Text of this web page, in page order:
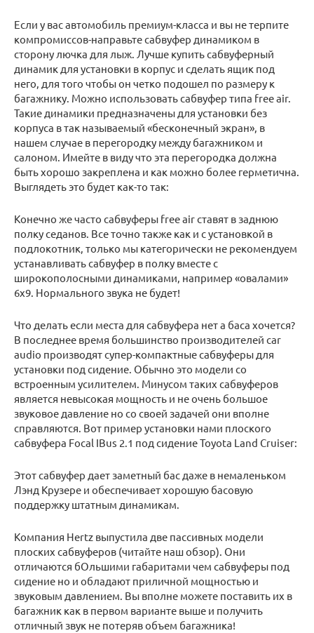
Если у вас автомобиль премиум-класса и вы не терпите
компромиссов-направьте сабвуфер динамиком в
сторону лючка для лыж. Лучше купить сабвуферный
динамик для установки в корпус и сделать ящик под
него, для того чтобы он четко подошел по размеру к
багажнику. Можно использовать сабвуфер типа free air.
Такие динамики предназначены для установки без
корпуса в так называемый «бесконечный экран», в
нашем случае в перегородку между багажником и
салоном. Имейте в виду что эта перегородка должна
быть хорошо закреплена и как можно более герметична.
Выглядеть это будет как-то так:
Конечно же часто сабвуферы free air ставят в заднюю
полку седанов. Все точно также как и с установкой в
подлокотник, только мы категорически не рекомендуем
устанавливать сабвуфер в полку вместе с
широкополосными динамиками, например «овалами»
6х9. Нормального звука не будет!
Что делать если места для сабвуфера нет а баса хочется?
В последнее время большинство производителей car
audio производят супер-компактные сабвуферы для
установки под сидение. Обычно это модели со
встроенным усилителем. Минусом таких сабвуферов
является невысокая мощность и не очень большое
звуковое давление но со своей задачей они вполне
справляются. Вот пример установки нами плоского
сабвуфера Focal IBus 2.1 под сидение Toyota Land Cruiser:
Этот сабвуфер дает заметный бас даже в немаленьком
Лэнд Крузере и обеспечивает хорошую басовую
поддержку штатным динамикам.
Компания Hertz выпустила две пассивных модели
плоских сабвуферов (читайте наш обзор). Они
отличаются бОльшими габаритами чем сабвуферы под
сидение но и обладают приличной мощностью и
звуковым давлением. Вы вполне можете поставить их в
багажник как в первом варианте выше и получить
отличный звук не потеряв объем багажника!